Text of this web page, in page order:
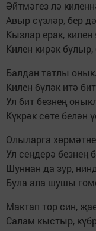
Әйтмәгез лә
Авыр сүзләр, бер
Кызлар ерак, килен
Килен кирәк булыр,
Балдан татлы
Килен бүләк итә
Ул бит безнең
Күкрәк сөте белән
Олыларга
Ул сеңдерә безнең
Шуннан да зур,
Була ала шушы
Мактап тор син,
Салам кыстыр,